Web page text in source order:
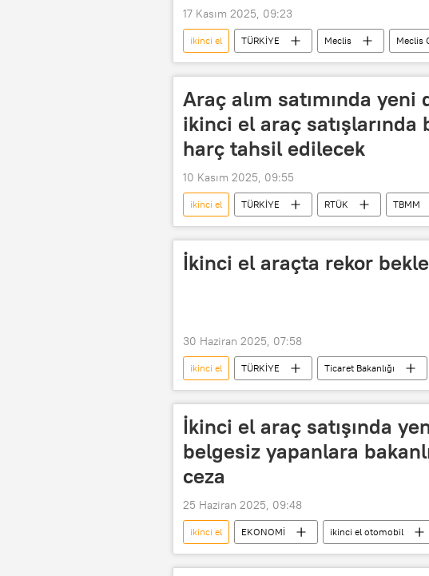
17 Kasım 2025, 09:23
ikinci el TÜRKİYE Meclis Meclis
Araç alım satımında yeni
ikinci el araç satışlarında
harç tahsil edilecek
10 Kasım 2025, 09:55
ikinci el TÜRKİYE RTÜK TBMM
İkinci el araba satıcısı
ikinci el otomobil
İkinci el araçta rekor
30 Haziran 2025, 07:58
ikinci el TÜRKİYE Ticaret Bakanlığı
İkinci el araba satıcısı
İkinci el araç satışında
belgesiz yapanlara
ceza
25 Haziran 2025, 09:48
ikinci el EKONOMİ ikinci el otomobil